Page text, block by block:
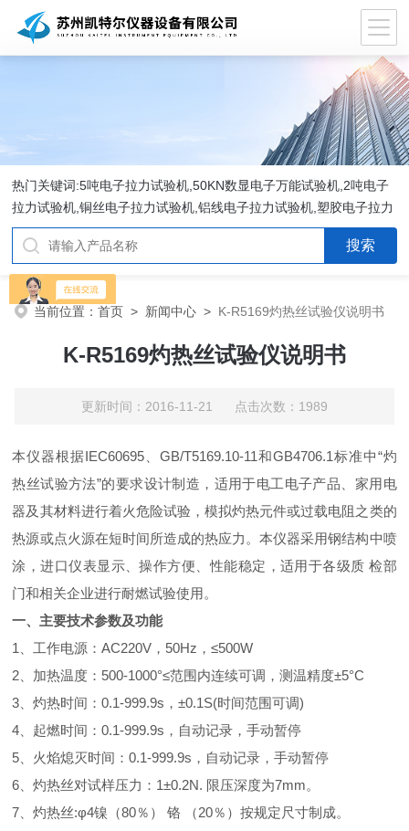
热门关键词:5吨电子拉力试验机,50KN数显电子万能试验机,2吨电子
拉力试验机,铜丝电子拉力试验机,铝线电子拉力试验机,塑胶电子拉力
试验机.
当前位置：首页 > 新闻中心 > K-R5169灼热丝试验仪说明书
K-R5169灼热丝试验仪说明书
更新时间：2016-11-21 点击次数：1989
本仪器根据IEC60695、GB/T5169.10-11和GB4706.1标准中“灼
热丝试验方法”的要求设计制造，适用于电工电子产品、家用电
器及其材料进行着火危险试验，模拟灼热元件或过载电阻之类的
热源或点火源在短时间所造成的热应力。本仪器采用钢结构中喷
涂，进口仪表显示、操作方便、性能稳定，适用于各级质 检部
门和相关企业进行耐燃试验使用。
一、主要技术参数及功能
1、工作电源：AC220V，50Hz，≤500W
2、加热温度：500-1000°≤范围内连续可调，测温精度±5°C
3、灼热时间：0.1-999.9s，±0.1S(时间范围可调)
4、起燃时间：0.1-999.9s， 自动记录，手动暂停
5、火焰熄灭时间：0.1-999.9s， 自动记录，手动暂停
6、灼热丝对试样压力：1±0.2N. 限压深度为7mm。
7、灼热丝:φ4镍（80％） 铬 （20％）按规定尺寸制成。